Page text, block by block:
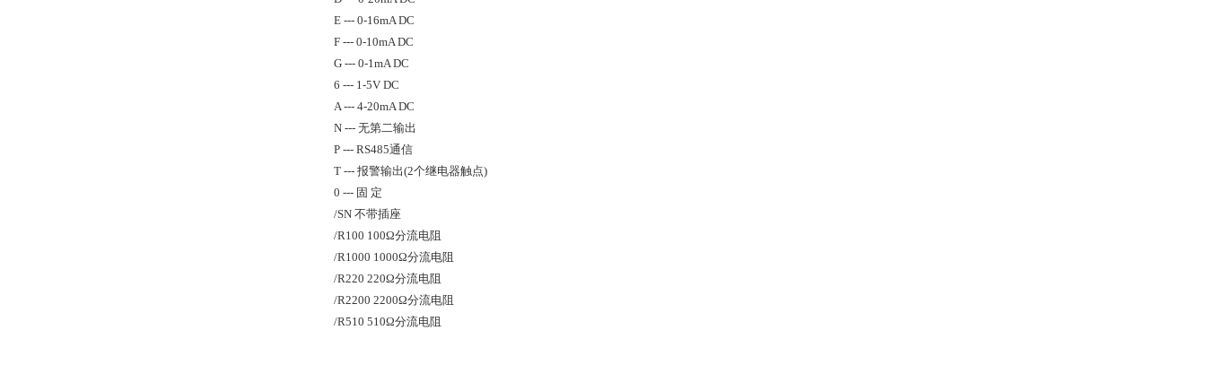
E --- 0-16mA DC
F --- 0-10mA DC
G --- 0-1mA DC
6 --- 1-5V DC
A --- 4-20mA DC
N --- 无第二输出
P --- RS485通信
T --- 报警输出(2个继电器触点)
0 --- 固 定
/SN 不带插座
/R100 100Ω分流电阻
/R1000 1000Ω分流电阻
/R220 220Ω分流电阻
/R2200 2200Ω分流电阻
/R510 510Ω分流电阻